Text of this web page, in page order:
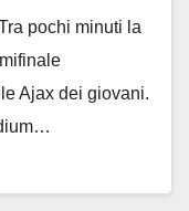
pochi minuti la
Ajax dei giovani.